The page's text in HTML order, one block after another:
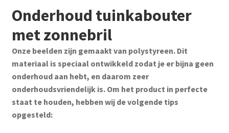
Onderhoud tuinkabouter
met zonnebril
Onze beelden zijn gemaakt van polystyreen. Dit
materiaal is speciaal ontwikkeld zodat je er bijna geen
onderhoud aan hebt, en daarom zeer
onderhoudsvriendelijk is. Om het product in perfecte
staat te houden, hebben wij de volgende tips
opgesteld: